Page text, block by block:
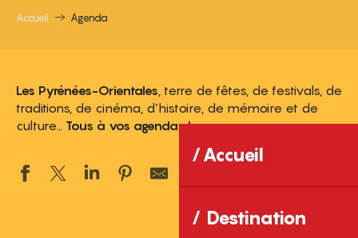
Accueil
Destination
Accueil Agenda
Les Pyrénées-Orientales , terre de fêtes, de festivals, de
traditions, de cinéma, d’histoire, de mémoire et de
culture… Tous à vos agendas !